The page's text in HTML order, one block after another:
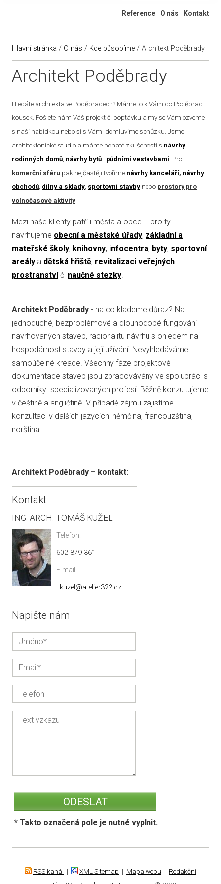
Reference O nás Kontakt
Hlavní stránka / O nás / Kde působíme / Architekt Poděbrady
Architekt Poděbrady
Hledáte architekta ve Poděbradech? Máme to k Vám do Poděbrad
kousek. Pošlete nám Váš projekt či poptávku a my se Vám ozveme
s naší nabídkou nebo si s Vámi domluvíme schůzku. Jsme
architektonické studio a máme bohaté zkušenosti s návrhy
rodinných domů, návrhy bytů i půdními vestavbami. Pro
komerční sféru pak nejčastěji tvoříme návrhy kanceláří, návrhy
obchodů, dílny a sklady, sportovní stavby nebo prostory pro
volnočasové aktivity.
Mezi naše klienty patří i města a obce – pro ty
navrhujeme obecní a městské úřady, základní a
mateřské školy, knihovny, infocentra, byty, sportovní
areály a dětská hřiště, revitalizaci veřejných
prostranstvíči naučné stezky.
Architekt Poděbrady - na co klademe důraz? Na
jednoduché, bezproblémové a dlouhodobé fungování
navrhovaných staveb, racionalitu návrhu s ohledem na
hospodárnost stavby a její užívání. Nevyhledáváme
samoúčelné kreace. Všechny fáze projektové
dokumentace staveb jsou zpracovávány ve spolupráci s
odborníky specializovaných profesí. Běžně konzultujeme
v češtině a angličtině. V případě zájmu zajistíme
konzultaci v dalších jazycích: němčina, francouzština,
norština..
Architekt Poděbrady – kontakt:
Kontakt
ING. ARCH. TOMÁŠ KUŽEL
Telefon:
602 879 361
E-mail:
t.kuzel@atelier322.cz
Napište nám
* Takto označená pole je nutné vyplnit.
RSS kanál | XML Sitemap | Mapa webu | Redakční